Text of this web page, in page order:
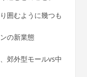
囲むように幾つも
の新業態
郊外型モールvs中